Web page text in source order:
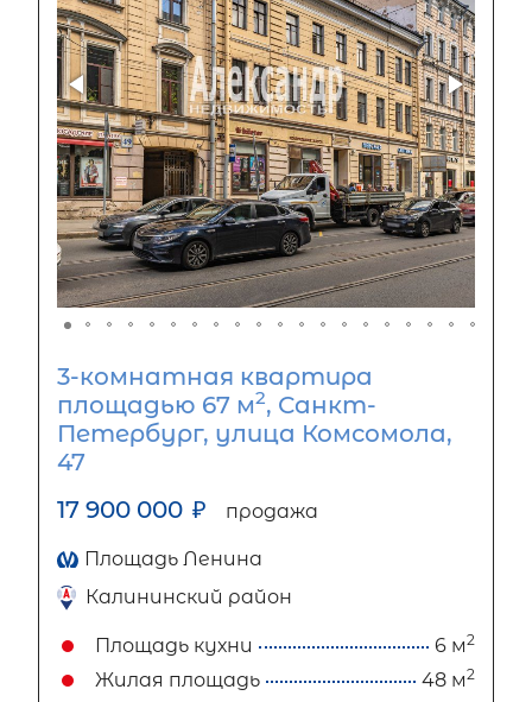
3-комнатная квартира
площадью 67 м2, Санкт-
Петербург, улица Комсомола,
47
17 900 000 ₽ продажа
Площадь Ленина
Калининский район
Площадь кухни 6 м2
Жилая площадь 48 м2